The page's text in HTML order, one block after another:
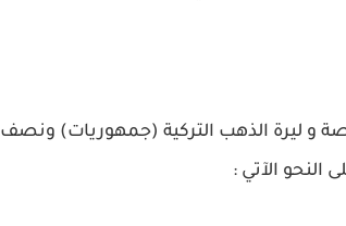
14" و الأونصة و ليرة الذهب التركية (جمهوريات) ونصف
النحو الآتي :